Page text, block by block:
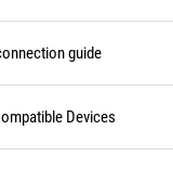
guide
Devices